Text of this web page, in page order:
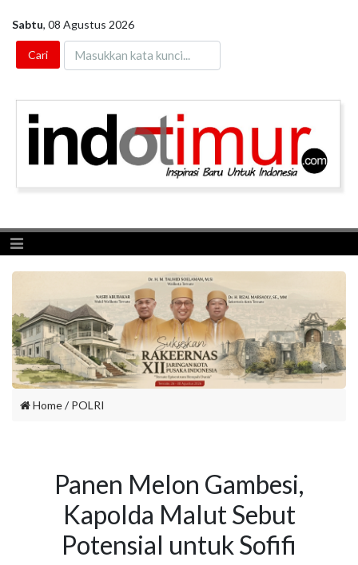
Sabtu, 08 Agustus 2026
Toggle navigation
Home/POLRI
Panen Melon Gambesi,
Kapolda Malut Sebut
Potensial untuk Sofifi